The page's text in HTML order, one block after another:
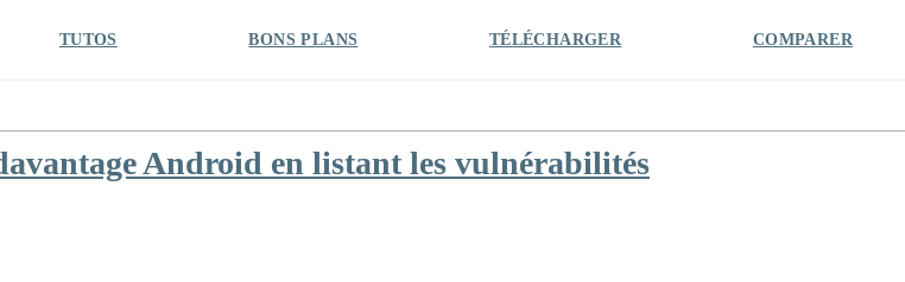
TUTOS BONS PLANS TÉLÉCHARGER COMPARER
Android en listant les vulnérabilités